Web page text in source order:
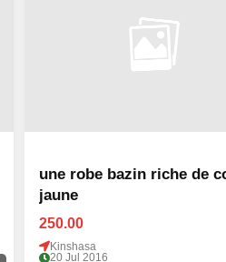
une robe bazin riche de
jaune
250.00
Kinshasa
20 Jul 2016